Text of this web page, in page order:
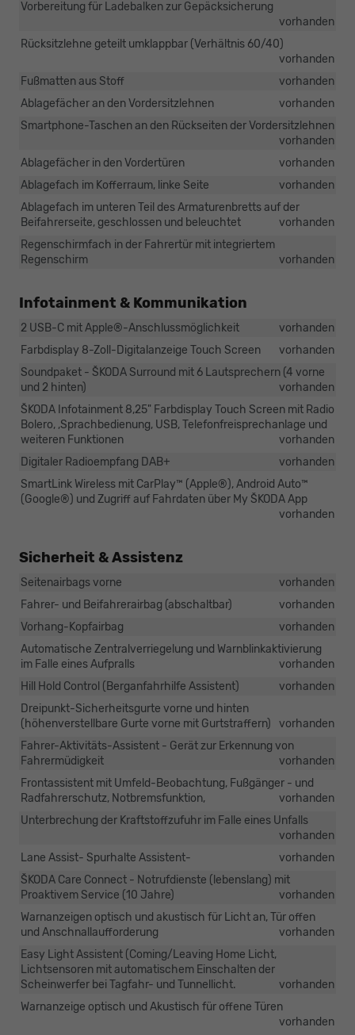
Vorbereitung für Ladebalken zur Gepäcksicherung
vorhanden
Rücksitzlehne geteilt umklappbar (Verhältnis 60/40)
vorhanden
Fußmatten aus Stoff
vorhanden
Ablagefächer an den Vordersitzlehnen
vorhanden
Smartphone-Taschen an den Rückseiten der Vordersitzlehnen
vorhanden
Ablagefächer in den Vordertüren
vorhanden
Ablagefach im Kofferraum, linke Seite
vorhanden
Ablagefach im unteren Teil des Armaturenbretts auf der
Beifahrerseite, geschlossen und beleuchtet
vorhanden
Regenschirmfach in der Fahrertür mit integriertem
Regenschirm
vorhanden
Infotainment & Kommunikation
2 USB-C mit Apple®-Anschlussmöglichkeit
vorhanden
Farbdisplay 8-Zoll-Digitalanzeige Touch Screen
vorhanden
Soundpaket - ŠKODA Surround mit 6 Lautsprechern (4 vorne
und 2 hinten)
vorhanden
ŠKODA Infotainment 8,25" Farbdisplay Touch Screen mit Radio
Bolero, ,Sprachbedienung, USB, Telefonfreisprechanlage und
weiteren Funktionen
vorhanden
Digitaler Radioempfang DAB+
vorhanden
SmartLink Wireless mit CarPlay™ (Apple®), Android Auto™
(Google®) und Zugriff auf Fahrdaten über My ŠKODA App
vorhanden
Sicherheit & Assistenz
Seitenairbags vorne
vorhanden
Fahrer- und Beifahrerairbag (abschaltbar)
vorhanden
Vorhang-Kopfairbag
vorhanden
Automatische Zentralverriegelung und Warnblinkaktivierung
im Falle eines Aufpralls
vorhanden
Hill Hold Control (Berganfahrhilfe Assistent)
vorhanden
Dreipunkt-Sicherheitsgurte vorne und hinten
(höhenverstellbare Gurte vorne mit Gurtstraffern)
vorhanden
Fahrer-Aktivitäts-Assistent - Gerät zur Erkennung von
Fahrermüdigkeit
vorhanden
Frontassistent mit Umfeld-Beobachtung, Fußgänger - und
Radfahrerschutz, Notbremsfunktion,
vorhanden
Unterbrechung der Kraftstoffzufuhr im Falle eines Unfalls
vorhanden
Lane Assist- Spurhalte Assistent-
vorhanden
ŠKODA Care Connect - Notrufdienste (lebenslang) mit
Proaktivem Service (10 Jahre)
vorhanden
Warnanzeigen optisch und akustisch für Licht an, Tür offen
und Anschnallaufforderung
vorhanden
Easy Light Assistent (Coming/Leaving Home Licht,
Lichtsensoren mit automatischem Einschalten der
Scheinwerfer bei Tagfahr- und Tunnellicht.
vorhanden
Warnanzeige optisch und Akustisch für offene Türen
vorhanden